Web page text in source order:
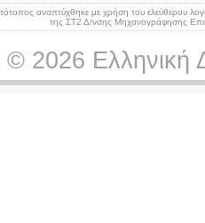
αναπτύχθηκε με χρήση του ελεύθερου
της ΣΤ2 Δ/νσης Μηχανογράφησης
2026